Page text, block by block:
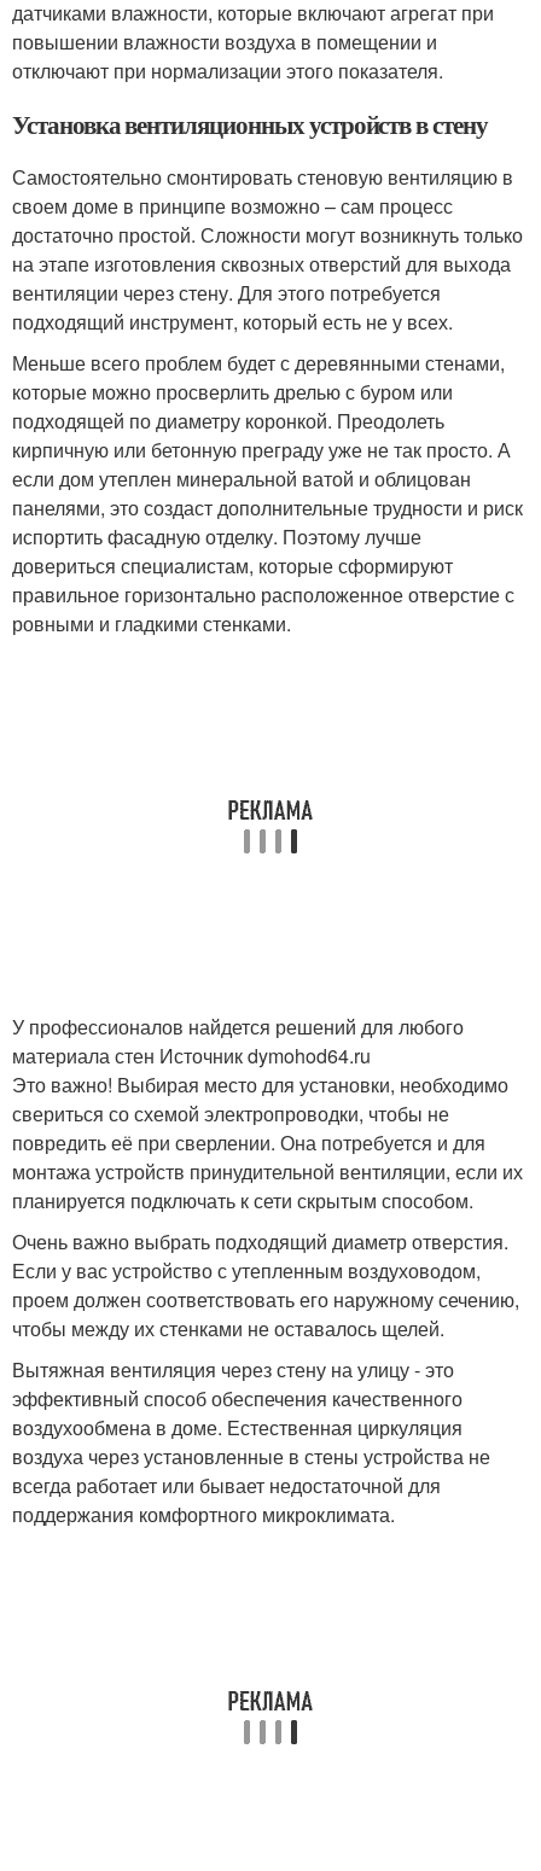
датчиками влажности, которые включают агрегат при
повышении влажности воздуха в помещении и
отключают при нормализации этого показателя.
Установка вентиляционных устройств в стену
Самостоятельно смонтировать стеновую вентиляцию в
своем доме в принципе возможно – сам процесс
достаточно простой. Сложности могут возникнуть только
на этапе изготовления сквозных отверстий для выхода
вентиляции через стену. Для этого потребуется
подходящий инструмент, который есть не у всех.
Меньше всего проблем будет с деревянными стенами,
которые можно просверлить дрелью с буром или
подходящей по диаметру коронкой. Преодолеть
кирпичную или бетонную преграду уже не так просто. А
если дом утеплен минеральной ватой и облицован
панелями, это создаст дополнительные трудности и риск
испортить фасадную отделку. Поэтому лучше
довериться специалистам, которые сформируют
правильное горизонтально расположенное отверстие с
ровными и гладкими стенками.
У профессионалов найдется решений для любого
материала стен Источник dymohod64.ru
Это важно! Выбирая место для установки, необходимо
свериться со схемой электропроводки, чтобы не
повредить её при сверлении. Она потребуется и для
монтажа устройств принудительной вентиляции, если их
планируется подключать к сети скрытым способом.
Очень важно выбрать подходящий диаметр отверстия.
Если у вас устройство с утепленным воздуховодом,
проем должен соответствовать его наружному сечению,
чтобы между их стенками не оставалось щелей.
Вытяжная вентиляция через стену на улицу - это
эффективный способ обеспечения качественного
воздухообмена в доме. Естественная циркуляция
воздуха через установленные в стены устройства не
всегда работает или бывает недостаточной для
поддержания комфортного микроклимата.